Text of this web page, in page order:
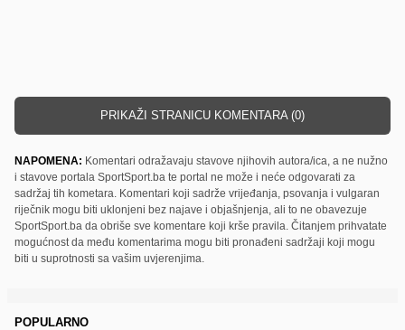
PRIKAŽI STRANICU KOMENTARA (0)
NAPOMENA: Komentari odražavaju stavove njihovih autora/ica, a ne nužno
i stavove portala SportSport.ba te portal ne može i neće odgovarati za
sadržaj tih kometara. Komentari koji sadrže vrijeđanja, psovanja i vulgaran
riječnik mogu biti uklonjeni bez najave i objašnjenja, ali to ne obavezuje
SportSport.ba da obriše sve komentare koji krše pravila. Čitanjem prihvatate
mogućnost da među komentarima mogu biti pronađeni sadržaji koji mogu
biti u suprotnosti sa vašim uvjerenjima.
POPULARNO